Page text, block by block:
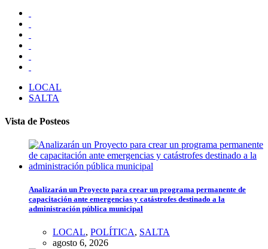
LOCAL
SALTA
Vista de Posteos
Analizarán un Proyecto para crear un programa permanente de
capacitación ante emergencias y catástrofes destinado a la
administración pública municipal
LOCAL, POLÍTICA, SALTA
agosto 6, 2026